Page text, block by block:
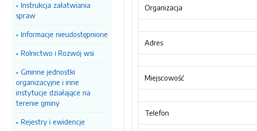
Instrukcja załatwiania
spraw
Informacje nieudostępnione
Rolnictwo i Rozwój wsi
Gminne jednostki
organizacyjne i inne
instytucje działające na
terenie gminy
Rejestry i ewidencje
Organizacja
Adres
Miejscowość
Telefon